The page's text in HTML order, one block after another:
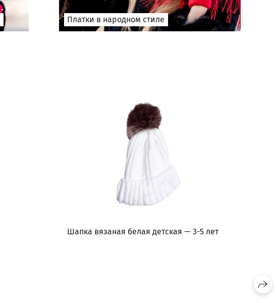
Платки в народном стиле
Шапка вязаная белая детская — 3-5 лет